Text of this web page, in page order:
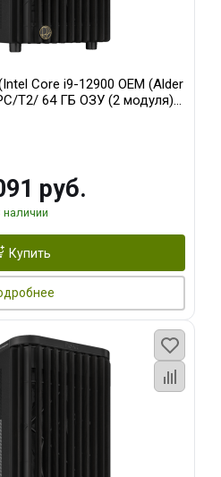
Core i9-12900 OEM (Alder
T2/ 64 ГБ ОЗУ (2 модуля)/
16GB GDDR7 256bit 3xDP
руб.
наличии
Купить